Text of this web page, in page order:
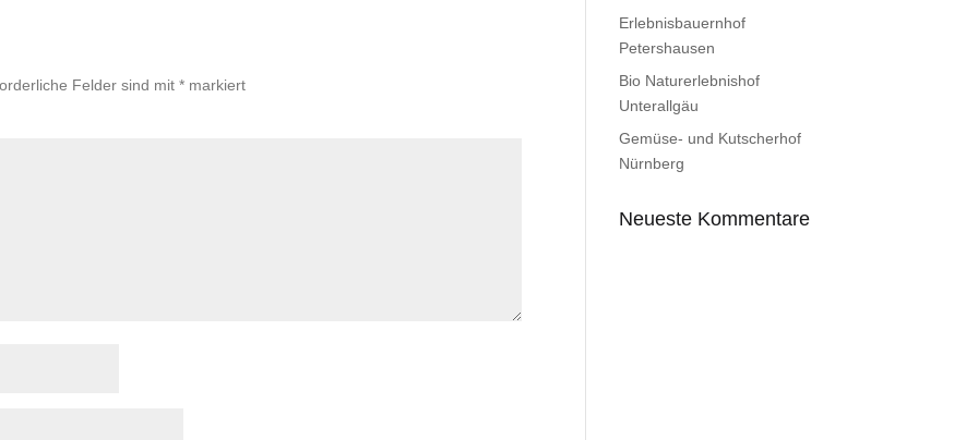
Felder sind mit* markiert
Erlebnisbauernhof
Petershausen
Bio Naturerlebnishof
Unterallgäu
Gemüse- und Kutscherhof
Nürnberg
Neueste Kommentare